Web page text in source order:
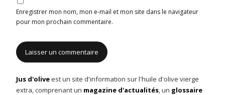
Enregistrer mon nom, mon e-mail et mon site dans le navigateur
pour mon prochain commentaire.
Jus d'oliveest un site d'information sur l'huile d'olive vierge
extra, comprenant un magazine d'actualités, un glossaire